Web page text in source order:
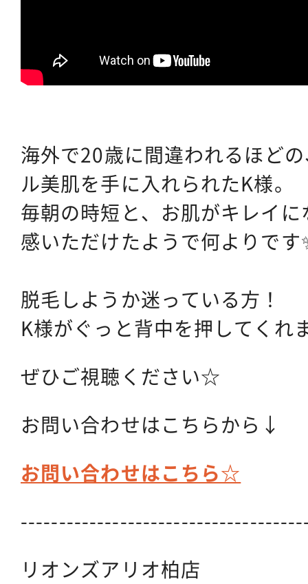
海外で20歳に間違われるほど
ル美肌を手に入れられたK様。
毎朝の時短と、お肌がキレイ
感いただけたようで何よりです
脱毛しようか迷っている方！
K様がぐっと背中を押してくれ
ぜひご視聴ください☆
お問い合わせはこちらから↓
お問い合わせはこちら☆
リオンズアリオ柏店